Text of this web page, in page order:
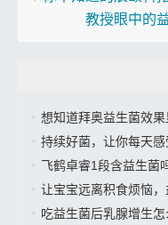
教授眼中的
想知道拜奥益生菌效
持续好菌，让你每天感受
飞鹤卓睿1段含益生菌吗
让宝宝远离积食烦恼
吃益生菌后乳腺增生